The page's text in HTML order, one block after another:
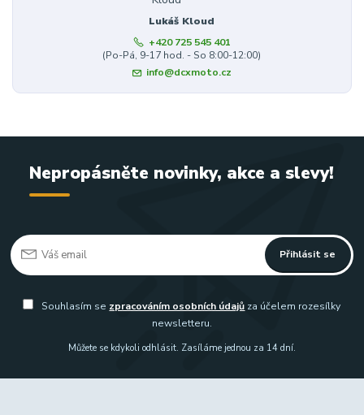
Lukáš Kloud
+420 725 545 401
(Po-Pá, 9-17 hod. - So 8:00-12:00)
info@dcxmoto.cz
Nepropásněte novinky, akce a slevy!
Přihlásit se
Souhlasím se zpracováním osobních údajů za účelem rozesílky
newsletteru.
Můžete se kdykoli odhlásit. Zasíláme jednou za 14 dní.